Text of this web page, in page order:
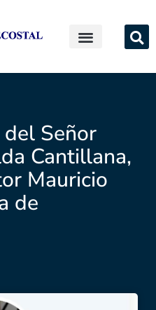
Señor
Cantillana,
Mauricio
de